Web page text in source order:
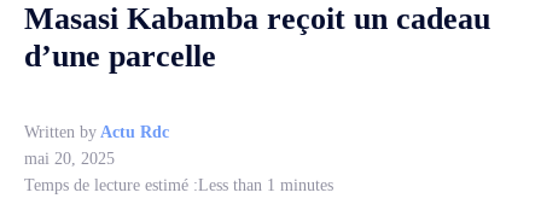
Masasi Kabamba reçoit un cadeau
d’une parcelle
Written by Actu Rdc
mai 20, 2025
Temps de lecture estimé :Less than 1 minutes